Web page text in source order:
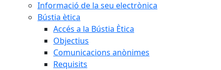
Informació de la seu electrònica
Bústia ètica
Accés a la Bústia Ètica
Objectius
Comunicacions anònimes
Requisits